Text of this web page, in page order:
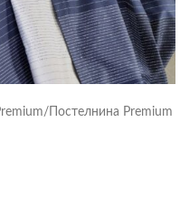
/ Постелнина Premium